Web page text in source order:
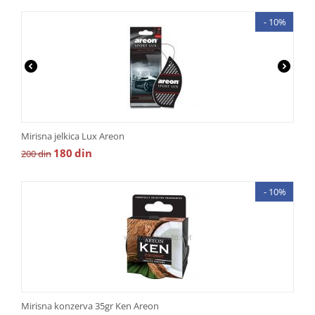
- 10%
Mirisna jelkica Lux Areon
200din 180 din
- 10%
Mirisna konzerva 35gr Ken Areon